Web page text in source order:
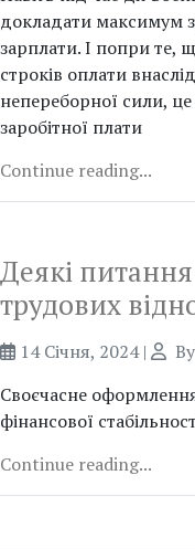
докладати максимум
зарплати. І попри те,
строків оплати
непереборної сили, це
заробітної плати
Continue reading...
Деякі
трудових
14 Січня, 2024| By
Своєчасне
фінансової
Continue reading...